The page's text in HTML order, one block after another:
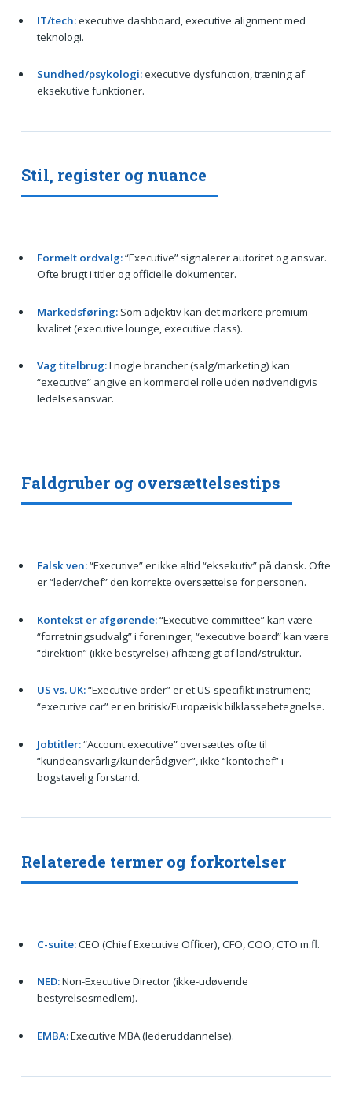
IT/tech:executive dashboard, executive alignment med
teknologi.
Sundhed/psykologi:executive dysfunction, træning af
eksekutive funktioner.
Stil, register og nuance
Formelt ordvalg:“Executive” signalerer autoritet og ansvar.
Ofte brugt i titler og officielle dokumenter.
Markedsføring:Som adjektiv kan det markere premium-
kvalitet (executive lounge, executive class).
Vag titelbrug:I nogle brancher (salg/marketing) kan
“executive” angive en kommerciel rolle uden nødvendigvis
ledelsesansvar.
Faldgruber og oversættelsestips
Falsk ven:“Executive” er ikke altid “eksekutiv” på dansk. Ofte
er “leder/chef” den korrekte oversættelse for personen.
Kontekst er afgørende:“Executive committee” kan være
“forretningsudvalg” i foreninger; “executive board” kan være
“direktion” (ikke bestyrelse) afhængigt af land/struktur.
US vs. UK:“Executive order” er et US-specifikt instrument;
“executive car” er en britisk/Europæisk bilklassebetegnelse.
Jobtitler:“Account executive” oversættes ofte til
“kundeansvarlig/kunderådgiver”, ikke “kontochef” i
bogstavelig forstand.
Relaterede termer og forkortelser
C-suite:CEO (Chief Executive Officer), CFO, COO, CTO m.fl.
NED:Non-Executive Director (ikke-udøvende
bestyrelsesmedlem).
EMBA:Executive MBA (lederuddannelse).